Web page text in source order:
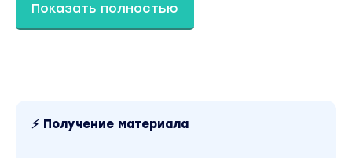
Состав:
Показать полностью
⚡ Получение материала